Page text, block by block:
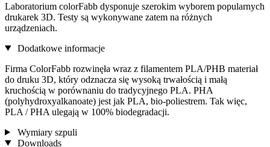
Laboratorium colorFabb dysponuje szerokim wyborem popularnych
drukarek 3D. Testy są wykonywane zatem na różnych
urządzeniach.
Dodatkowe informacje
Firma ColorFabb rozwinęła wraz z filamentem PLA/PHB materiał
do druku 3D, który odznacza się wysoką trwałością i małą
kruchością w porównaniu do tradycyjnego PLA. PHA
(polyhydroxyalkanoate) jest jak PLA, bio-poliestrem. Tak więc,
PLA / PHA ulegają w 100% biodegradacji.
Wymiary szpuli
Downloads